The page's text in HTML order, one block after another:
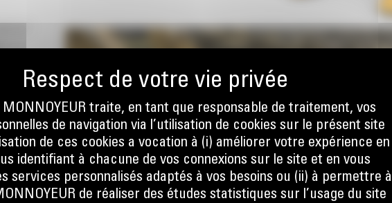
que
la
MONNOYEUR traite, en tant que responsable de traitement, vos
de navigation via l’utilisation de cookies sur le présent site
de ces cookies a vocation à (i) améliorer votre expérience en
identifiant à chacune de vos connexions sur le site et en vous
services personnalisés adaptés à vos besoins ou (ii) à permettre à
de réaliser des études statistiques sur l’usage du site